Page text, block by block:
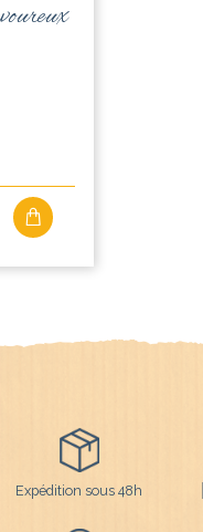
Expédition sous 48h